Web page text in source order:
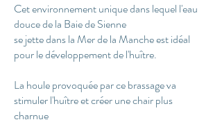
Cet environnement unique dans lequel l'eau
douce de la Baie de Sienne
se jette dans la Mer de la Manche est idéal
pour le développement de l'huître.
La houle provoquée par ce brassage va
stimuler l'huître et créer une chair plus
charnue